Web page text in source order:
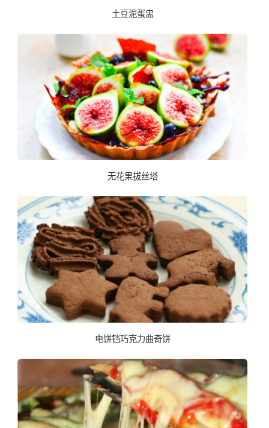
土豆泥蛋盅
无花果拔丝塔
电饼铛巧克力曲奇饼